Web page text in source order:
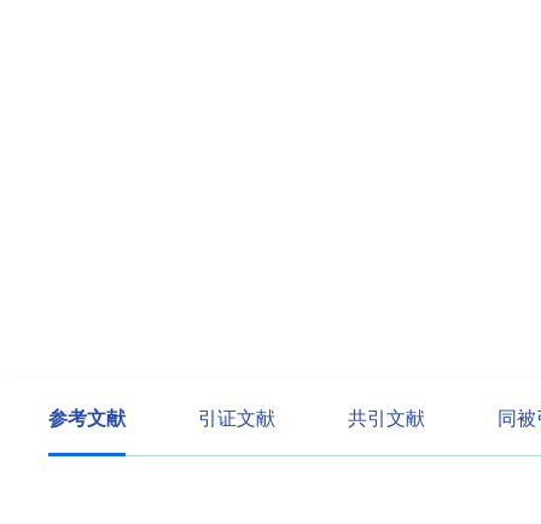
参考文献 引证文献 共引文献 同